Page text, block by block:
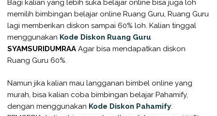
Bagi kalian yang lebih suka belajar online bisa juga loh
memilih bimbingan belajar online Ruang Guru, Ruang Guru
lagi memberikan diskon sampai 60% loh. Kalian tinggal
menggunakan Kode Diskon Ruang Guru
SYAMSURIDUMRAA Agar bisa mendapatkan diskon
Ruang Guru 60%.
Namun jika kalian mau langganan bimbel online yang
murah, bisa kalian coba bimbingan belajar Pahamify,
dengan menggunakan Kode Diskon Pahamify: